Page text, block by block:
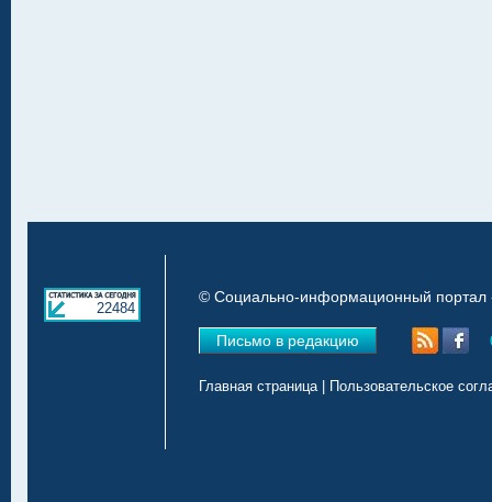
22484
© Социально-информационный портал
Письмо в редакцию
Главная страница| Пользовательское